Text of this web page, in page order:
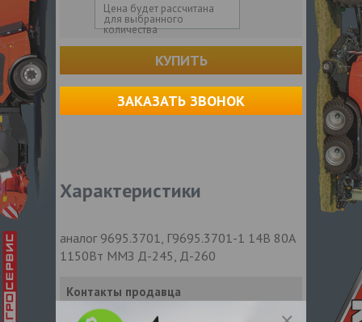
Цена будет рассчитана
для выбранного
количества
КУПИТЬ
ЗАКАЗАТЬ ЗВОНОК
Характеристики
аналог 9695.3701, Г9695.3701-1 14В 80А
1150Вт ММЗ Д-245, Д-260
Контакты продавца